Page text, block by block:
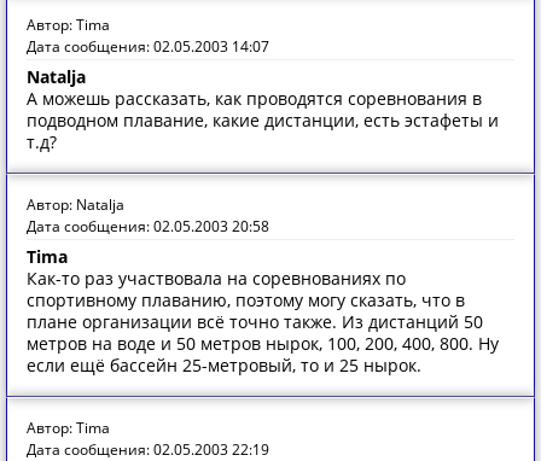
Автор: Tima
Дата сообщения: 02.05.2003 14:07
Natalja
А можешь рассказать, как проводятся соревнования в
подводном плавание, какие дистанции, есть эстафеты и
т.д?
Автор: Natalja
Дата сообщения: 02.05.2003 20:58
Tima
Как-то раз участвовала на соревнованиях по
спортивному плаванию, поэтому могу сказать, что в
плане организации всё точно также. Из дистанций 50
метров на воде и 50 метров нырок, 100, 200, 400, 800. Ну
если ещё бассейн 25-метровый, то и 25 нырок.
Автор: Tima
Дата сообщения: 02.05.2003 22:19